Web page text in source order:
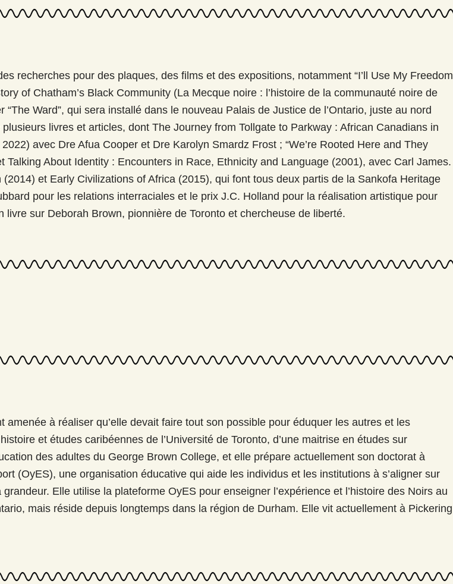
recherches pour des plaques, des films et des expositions, notamment “I’ll Use My Freedom
of Chatham’s Black Community (La Mecque noire : l’histoire de la communauté noire de
Ward”, qui sera installé dans le nouveau Palais de Justice de l’Ontario, juste au nord
livres et articles, dont The Journey from Tollgate to Parkway : African Canadians in
avec Dre Afua Cooper et Dre Karolyn Smardz Frost ; “We’re Rooted Here and They
Talking About Identity : Encounters in Race, Ethnicity and Language (2001), avec Carl James.
et Early Civilizations of Africa (2015), qui font tous deux partis de la Sankofa Heritage
pour les relations interraciales et le prix J.C. Holland pour la réalisation artistique pour
sur Deborah Brown, pionnière de Toronto et chercheuse de liberté.
amenée à réaliser qu’elle devait faire tout son possible pour éduquer les autres et les
et études caribéennes de l’Université de Toronto, d’une maitrise en études sur
des adultes du George Brown College, et elle prépare actuellement son doctorat à
(OyES), une organisation éducative qui aide les individus et les institutions à s’aligner sur
Elle utilise la plateforme OyES pour enseigner l’expérience et l’histoire des Noirs au
mais réside depuis longtemps dans la région de Durham. Elle vit actuellement à Pickering